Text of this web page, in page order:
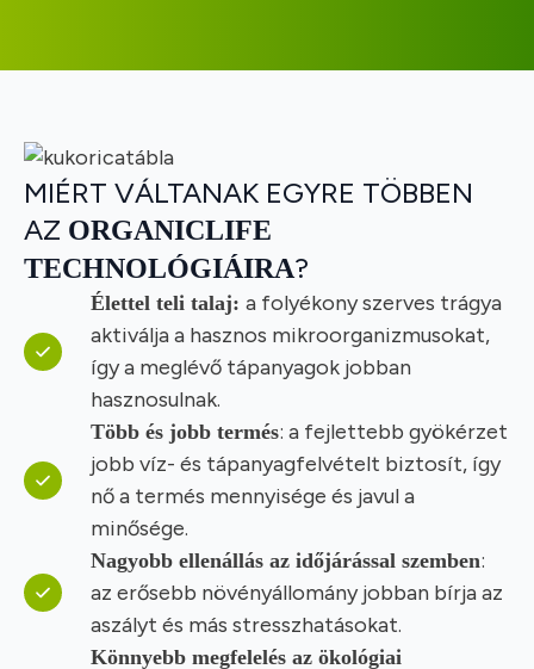
MIÉRT VÁLTANAK EGYRE TÖBBEN
AZ ORGANICLIFE
TECHNOLÓGIÁIRA?
Élettel teli talaj: a folyékony szerves trágya
aktiválja a hasznos mikroorganizmusokat,
így a meglévő tápanyagok jobban
hasznosulnak.
Több és jobb termés: a fejlettebb gyökérzet
jobb víz- és tápanyagfelvételt biztosít, így
nő a termés mennyisége és javul a
minősége.
Nagyobb ellenállás az időjárással szemben:
az erősebb növényállomány jobban bírja az
aszályt és más stresszhatásokat.
Könnyebb megfelelés az ökológiai